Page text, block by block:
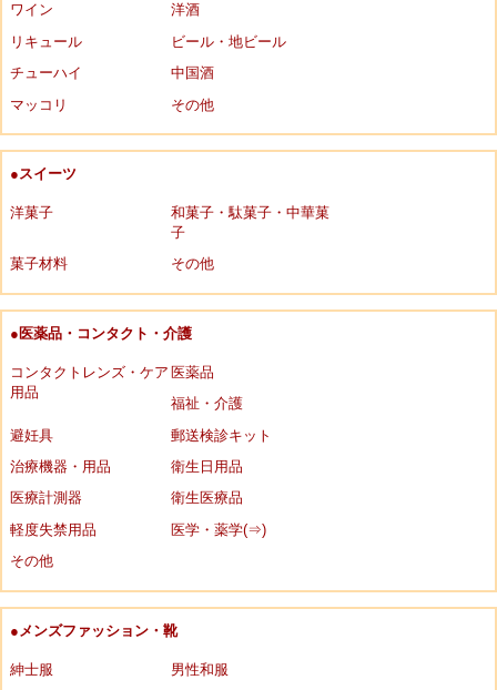
ワイン
洋酒
リキュール
ビール・地ビール
チューハイ
中国酒
マッコリ
その他
●スイーツ
洋菓子
和菓子・駄菓子・中華菓
子
菓子材料
その他
●医薬品・コンタクト・介護
コンタクトレンズ・ケア
用品
医薬品
福祉・介護
避妊具
郵送検診キット
治療機器・用品
衛生日用品
医療計測器
衛生医療品
軽度失禁用品
医学・薬学(⇒)
その他
●メンズファッション・靴
紳士服
男性和服